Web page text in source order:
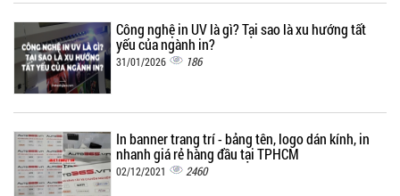
Công nghệ in UV là gì? Tại sao là xu hướng tất
yếu của ngành in?
31/01/2026 186
In banner trang trí - bảng tên, logo dán kính, in
nhanh giá rẻ hàng đầu tại TPHCM
02/12/2021 2460